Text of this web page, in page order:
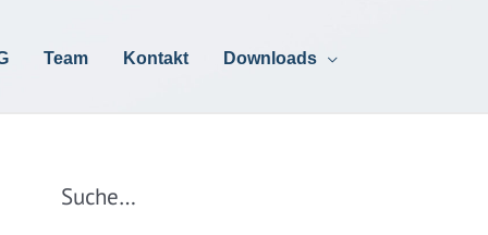
Team Kontakt Downloads
Suche…